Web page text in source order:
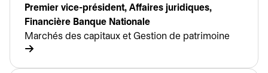
Premier vice-président, Affaires juridiques,
Financière Banque Nationale
Marchés des capitaux et Gestion de patrimoine